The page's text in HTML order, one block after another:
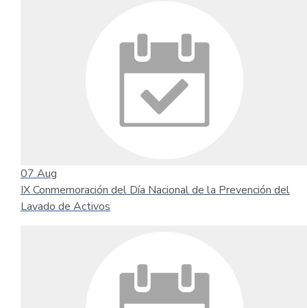
07 Aug
IX Conmemoración del Día Nacional de la Prevención del
Lavado de Activos